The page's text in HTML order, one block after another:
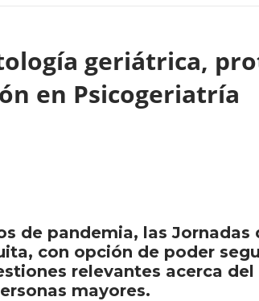
geriátrica,
en Psicogeriatría
de pandemia, las
con opción de poder
relevantes acerca
mayores.